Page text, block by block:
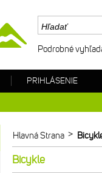
Hlavná Strana >
Bicykle
Podrobné
PRIHLÁSENIE